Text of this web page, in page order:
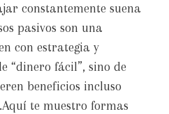
constantemente suena
pasivos son una
con estrategia y
“dinero fácil”, sino de
beneficios incluso
te muestro formas